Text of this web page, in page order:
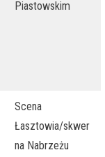
Piastowskim
Scena
Łasztowia/skwer
na Nabrzeżu